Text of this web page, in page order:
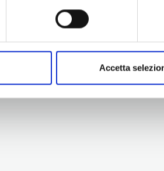
Accetta
Per informazioni
Servizio Promozione e Sviluppo delle
Ufficio Internazionalizzazione,
turismo@tno.camcom.it